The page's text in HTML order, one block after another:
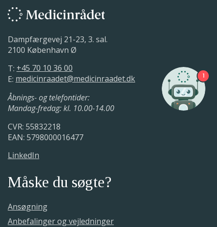
Dampfærgevej 21-23, 3. sal.
2100 København Ø
T: +45 70 10 36 00
E: medicinraadet@medicinraadet.dk
Åbnings- og telefontider:
Mandag-fredag: kl. 10.00-14.00
CVR: 55832218
EAN: 5798000016477
LinkedIn
Måske du søgte?
Ansøgning
Anbefalinger og vejledninger
1